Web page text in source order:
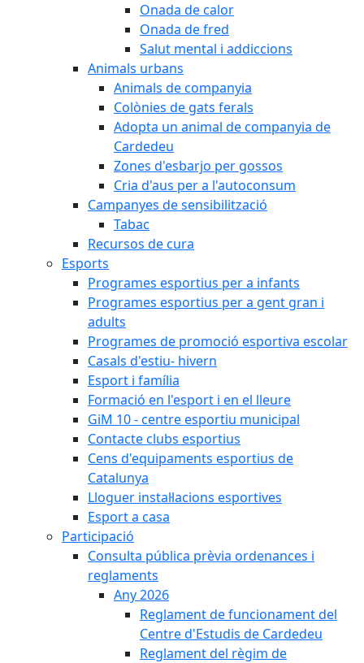
Onada de calor
Onada de fred
Salut mental i addiccions
Animals urbans
Animals de companyia
Colònies de gats ferals
Adopta un animal de companyia de
Cardedeu
Zones d'esbarjo per gossos
Cria d'aus per a l'autoconsum
Campanyes de sensibilització
Tabac
Recursos de cura
Esports
Programes esportius per a infants
Programes esportius per a gent gran i
adults
Programes de promoció esportiva escolar
Casals d'estiu- hivern
Esport i família
Formació en l'esport i en el lleure
GiM 10 - centre esportiu municipal
Contacte clubs esportius
Cens d'equipaments esportius de
Catalunya
Lloguer instal·lacions esportives
Esport a casa
Participació
Consulta pública prèvia ordenances i
reglaments
Any 2026
Reglament de funcionament del
Centre d'Estudis de Cardedeu
Reglament del règim de